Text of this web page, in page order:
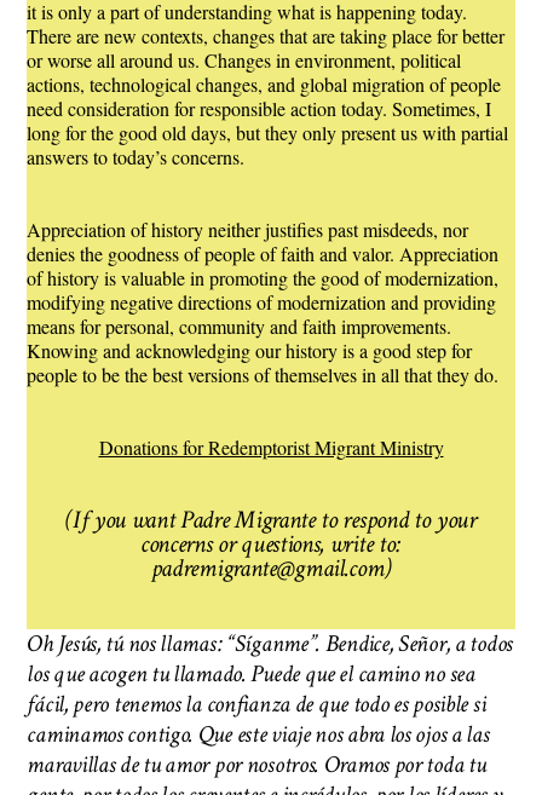
it is only a part of understanding what is happening today.
There are new contexts, changes that are taking place for better
or worse all around us. Changes in environment, political
actions, technological changes, and global migration of people
need consideration for responsible action today. Sometimes, I
long for the good old days, but they only present us with partial
answers to today’s concerns.
Appreciation of history neither justifies past misdeeds, nor
denies the goodness of people of faith and valor. Appreciation
of history is valuable in promoting the good of modernization,
modifying negative directions of modernization and providing
means for personal, community and faith improvements.
Knowing and acknowledging our history is a good step for
people to be the best versions of themselves in all that they do.
Donations for Redemptorist Migrant Ministry
(If you want Padre Migrante to respond to your
concerns or questions, write to:
padremigrante@gmail.com)
Oh Jesús, tú nos llamas: “Síganme”. Bendice, Señor, a todos
los que acogen tu llamado. Puede que el camino no sea
fácil, pero tenemos la confianza de que todo es posible si
caminamos contigo. Que este viaje nos abra los ojos a las
maravillas de tu amor por nosotros. Oramos por toda tu